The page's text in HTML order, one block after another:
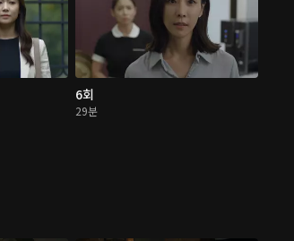
6회
29분